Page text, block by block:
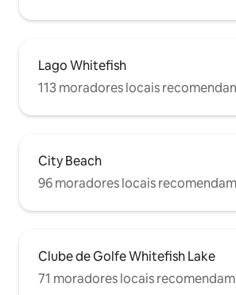
Lago Whitefish
113 moradores locais
City Beach
96 moradores locais recomendam
Clube de Golfe Whitefish Lake
71 moradores locais recomendam